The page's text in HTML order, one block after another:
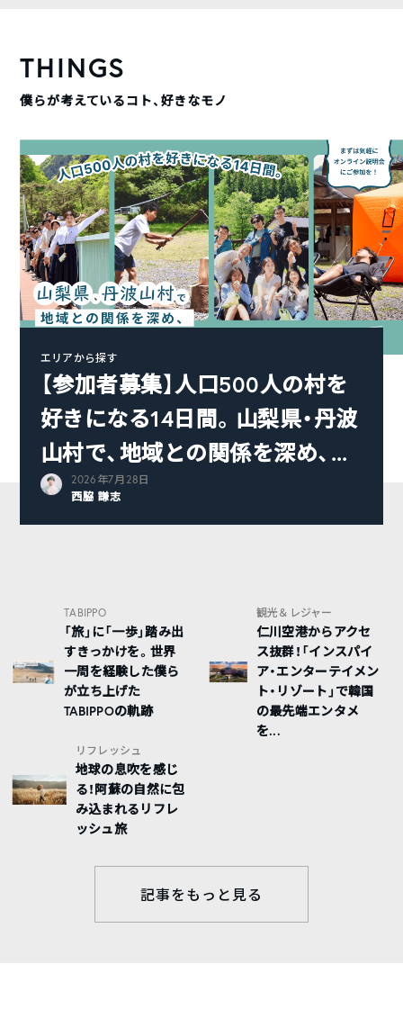
THINGS
僕らが考えているコト、好きなモノ
エリアから探す
【参加者募集】人口500人の村を
好きになる14日間。山梨県・丹波
山村で、地域との関係を深め、...
2026年7月28日
西脇 謙志
TABIPPO
「旅」に「一歩」踏み出
すきっかけを。世界
一周を経験した僕ら
が立ち上げた
TABIPPOの軌跡
観光＆レジャー
仁川空港からアクセ
ス抜群！「インスパイ
ア・エンターテイメン
ト・リゾート」で韓国
の最先端エンタメ
を...
リフレッシュ
地球の息吹を感じ
る！阿蘇の自然に包
み込まれるリフレ
ッシュ旅
記事をもっと見る